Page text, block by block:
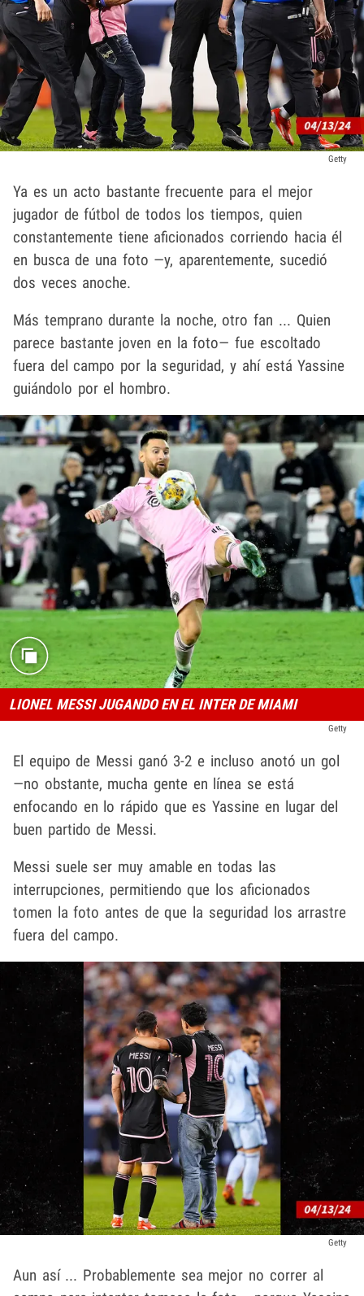
Getty
Ya es un acto bastante frecuente para el mejor
jugador de fútbol de todos los tiempos, quien
constantemente tiene aficionados corriendo hacia él
en busca de una foto —y, aparentemente, sucedió
dos veces anoche.
Más temprano durante la noche, otro fan ... Quien
parece bastante joven en la foto— fue escoltado
fuera del campo por la seguridad, y ahí está Yassine
guiándolo por el hombro.
LIONEL MESSI JUGANDO EN EL INTER DE MIAMI
Getty
El equipo de Messi ganó 3-2 e incluso anotó un gol
—no obstante, mucha gente en línea se está
enfocando en lo rápido que es Yassine en lugar del
buen partido de Messi.
Messi suele ser muy amable en todas las
interrupciones, permitiendo que los aficionados
tomen la foto antes de que la seguridad los arrastre
fuera del campo.
Getty
Aun así ... Probablemente sea mejor no correr al